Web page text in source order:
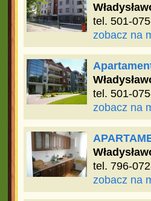
tel. 501-
zobacz na
tel. 501-
zobacz na
tel. 796-
zobacz na